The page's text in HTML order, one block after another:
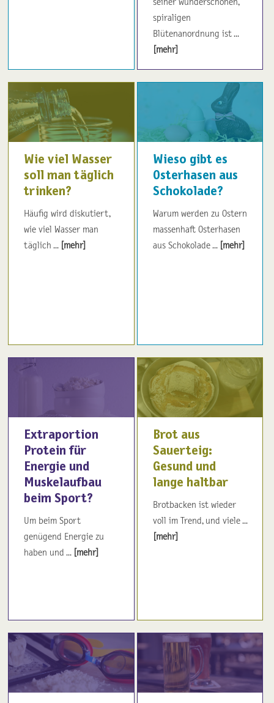
seiner wunderschönen,
spiraligen
Blütenanordnung ist ...
[mehr]
Wie viel Wasser
soll man täglich
trinken?
Häufig wird diskutiert,
wie viel Wasser man
täglich ... [mehr]
Wieso gibt es
Osterhasen aus
Schokolade?
Warum werden zu Ostern
massenhaft Osterhasen
aus Schokolade ... [mehr]
Extraportion
Protein für
Energie und
Muskelaufbau
beim Sport?
Um beim Sport
genügend Energie zu
haben und ... [mehr]
Brot aus
Sauerteig:
Gesund und
lange haltbar
Brotbacken ist wieder
voll im Trend, und viele ...
[mehr]